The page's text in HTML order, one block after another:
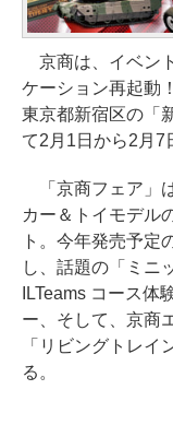
京商は、イベン
ケーション再起動
東京都新宿区の「
て2月1日から2月7
「京商フェア」
カー＆トイモデル
ト。今年発売予定
し、話題の「ミニ
ILTeams コース
ー、そして、京商
「リビングトレ
る。